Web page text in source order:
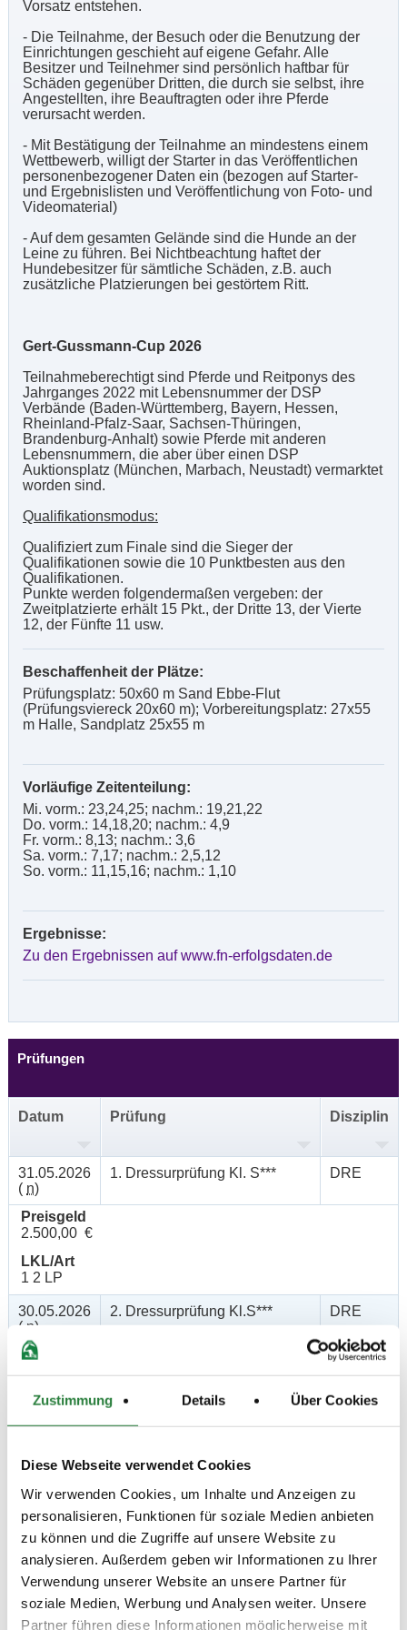
Zustimmung Details Über Cookies
Diese Webseite verwendet Cookies
Wir verwenden Cookies, um Inhalte und Anzeigen zu
personalisieren, Funktionen für soziale Medien anbieten
zu können und die Zugriffe auf unsere Website zu
analysieren. Außerdem geben wir Informationen zu Ihrer
Verwendung unserer Website an unsere Partner für
soziale Medien, Werbung und Analysen weiter. Unsere
Partner führen diese Informationen möglicherweise mit
Vorsatz entstehen.
- Die Teilnahme, der Besuch oder die Benutzung der
Einrichtungen geschieht auf eigene Gefahr. Alle
Besitzer und Teilnehmer sind persönlich haftbar für
Schäden gegenüber Dritten, die durch sie selbst, ihre
Angestellten, ihre Beauftragten oder ihre Pferde
verursacht werden.
- Mit Bestätigung der Teilnahme an mindestens einem
Wettbewerb, willigt der Starter in das Veröffentlichen
personenbezogener Daten ein (bezogen auf Starter-
und Ergebnislisten und Veröffentlichung von Foto- und
Videomaterial)
- Auf dem gesamten Gelände sind die Hunde an der
Leine zu führen. Bei Nichtbeachtung haftet der
Hundebesitzer für sämtliche Schäden, z.B. auch
zusätzliche Platzierungen bei gestörtem Ritt.
Gert-Gussmann-Cup 2026
Teilnahmeberechtigt sind Pferde und Reitponys des
Jahrganges 2022 mit Lebensnummer der DSP
Verbände (Baden-Württemberg, Bayern, Hessen,
Rheinland-Pfalz-Saar, Sachsen-Thüringen,
Brandenburg-Anhalt) sowie Pferde mit anderen
Lebensnummern, die aber über einen DSP
Auktionsplatz (München, Marbach, Neustadt) vermarktet
worden sind.
Qualifikationsmodus:
Qualifiziert zum Finale sind die Sieger der
Qualifikationen sowie die 10 Punktbesten aus den
Qualifikationen.
Punkte werden folgendermaßen vergeben: der
Zweitplatzierte erhält 15 Pkt., der Dritte 13, der Vierte
12, der Fünfte 11 usw.
Beschaffenheit der Plätze:
Prüfungsplatz: 50x60 m Sand Ebbe-Flut
(Prüfungsviereck 20x60 m); Vorbereitungsplatz: 27x55
m Halle, Sandplatz 25x55 m
Vorläufige Zeitenteilung:
Mi. vorm.: 23,24,25; nachm.: 19,21,22
Do. vorm.: 14,18,20; nachm.: 4,9
Fr. vorm.: 8,13; nachm.: 3,6
Sa. vorm.: 7,17; nachm.: 2,5,12
So. vorm.: 11,15,16; nachm.: 1,10
Ergebnisse:
Zu den Ergebnissen auf www.fn-erfolgsdaten.de
Prüfungen
Datum Prüfung Disziplin
31.05.2026
( n)
1. Dressurprüfung Kl. S*** DRE
Preisgeld
2.500,00 €
LKL/Art
1 2 LP
30.05.2026
( n)
2. Dressurprüfung Kl.S*** DRE
Preisgeld
LKL/Art
(n)
Preisgeld
1.500,00 €
LKL/Art
1 2 LP
28.05.2026
(n)
4. Dressurprüfung Kl. S*** DRE